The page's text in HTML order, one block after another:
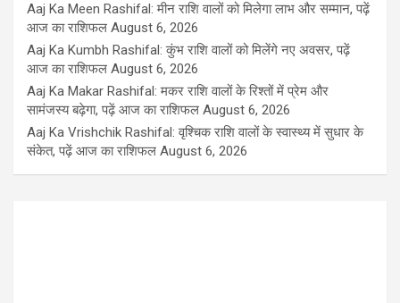
Aaj Ka Meen Rashifal: मीन राशि वालों को मिलेगा लाभ और सम्मान, पढ़ें
आज का राशिफल August 6, 2026
Aaj Ka Kumbh Rashifal: कुंभ राशि वालों को मिलेंगे नए अवसर, पढ़ें
आज का राशिफल August 6, 2026
Aaj Ka Makar Rashifal: मकर राशि वालों के रिश्तों में प्रेम और
सामंजस्य बढ़ेगा, पढ़ें आज का राशिफल August 6, 2026
Aaj Ka Vrishchik Rashifal: वृश्चिक राशि वालों के स्वास्थ्य में सुधार के
संकेत, पढ़ें आज का राशिफल August 6, 2026